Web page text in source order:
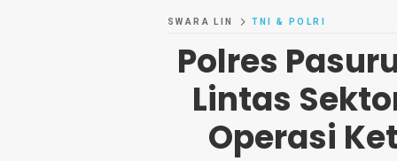
SWARA LIN TNI & POLRI
Polres
Lintas
Operasi